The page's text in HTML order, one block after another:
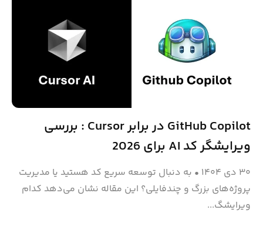
GitHub Copilot در برابر Cursor : بررسی
ویرایشگر کد AI برای 2026
۳۰ دی ۱۴۰۴ • به دنبال توسعه سریع کد هستید یا مدیریت
پروژه‌های بزرگ و چندفایلی؟ این مقاله نشان می‌دهد کدام
ویرایشگ...